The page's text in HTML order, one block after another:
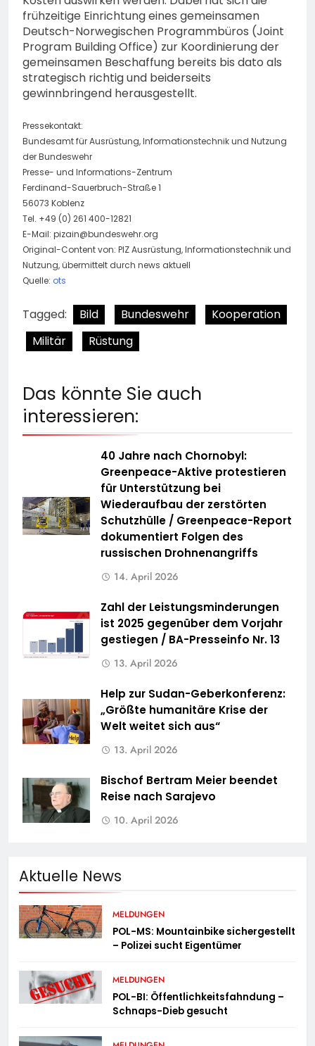
frühzeitige Einrichtung eines gemeinsamen
Deutsch-Norwegischen Programmbüros (Joint
Program Building Office) zur Koordinierung der
gemeinsamen Beschaffung bereits bis dato als
strategisch richtig und beiderseits
gewinnbringend herausgestellt.
Pressekontakt:
Bundesamt für Ausrüstung, Informationstechnik und Nutzung
der Bundeswehr
Presse- und Informations-Zentrum
Ferdinand-Sauerbruch-Straße 1
56073 Koblenz
Tel. +49 (0) 261 400-12821
E-Mail: pizain@bundeswehr.org
Original-Content von: PIZ Ausrüstung, Informationstechnik und
Nutzung, übermittelt durch news aktuell
Quelle: ots
Tagged: Bild Bundeswehr
Kooperation
Militär
Rüstung
Das könnte Sie auch
interessieren:
40 Jahre nach Chornobyl:
Greenpeace-Aktive protestieren
für Unterstützung bei
Wiederaufbau der zerstörten
Schutzhülle / Greenpeace-Report
dokumentiert Folgen des
russischen Drohnenangriffs
14. April 2026
Zahl der Leistungsminderungen
ist 2025 gegenüber dem Vorjahr
gestiegen / BA-Presseinfo Nr. 13
13. April 2026
Help zur Sudan-Geberkonferenz:
„Größte humanitäre Krise der
Welt weitet sich aus“
13. April 2026
Bischof Bertram Meier beendet
Reise nach Sarajevo
10. April 2026
Aktuelle News
MELDUNGEN
POL-MS: Mountainbike sichergestellt
– Polizei sucht Eigentümer
MELDUNGEN
POL-BI: Öffentlichkeitsfahndung –
Schnaps-Dieb gesucht